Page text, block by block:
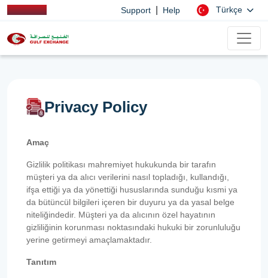
Support Help Türkçe
Privacy Policy
Amaç
Gizlilik politikası mahremiyet hukukunda bir tarafın
müşteri ya da alıcı verilerini nasıl topladığı, kullandığı,
ifşa ettiği ya da yönettiği hususlarında sunduğu kısmi ya
da bütüncül bilgileri içeren bir duyuru ya da yasal belge
niteliğindedir. Müşteri ya da alıcının özel hayatının
gizliliğinin korunması noktasındaki hukuki bir zorunluluğu
yerine getirmeyi amaçlamaktadır.
Tanıtım